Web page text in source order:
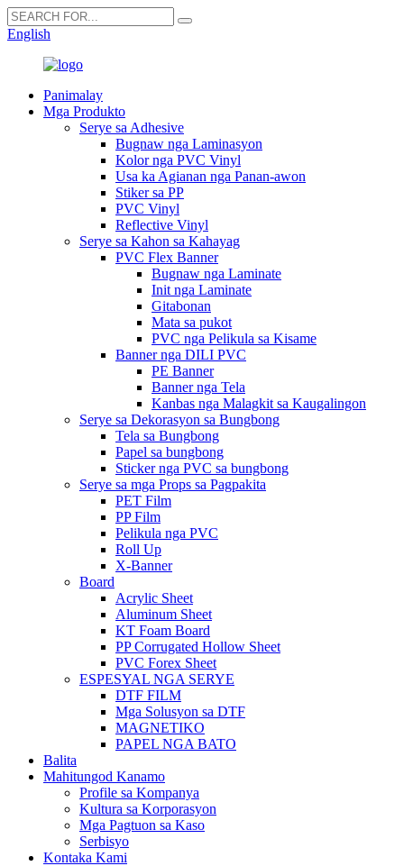
English
Panimalay
Mga Produkto
Serye sa Adhesive
Bugnaw nga Laminasyon
Kolor nga PVC Vinyl
Usa ka Agianan nga Panan-awon
Stiker sa PP
PVC Vinyl
Reflective Vinyl
Serye sa Kahon sa Kahayag
PVC Flex Banner
Bugnaw nga Laminate
Init nga Laminate
Gitabonan
Mata sa pukot
PVC nga Pelikula sa Kisame
Banner nga DILI PVC
PE Banner
Banner nga Tela
Kanbas nga Malagkit sa Kaugalingon
Serye sa Dekorasyon sa Bungbong
Tela sa Bungbong
Papel sa bungbong
Sticker nga PVC sa bungbong
Serye sa mga Props sa Pagpakita
PET Film
PP Film
Pelikula nga PVC
Roll Up
X-Banner
Board
Acrylic Sheet
Aluminum Sheet
KT Foam Board
PP Corrugated Hollow Sheet
PVC Forex Sheet
ESPESYAL NGA SERYE
DTF FILM
Mga Solusyon sa DTF
MAGNETIKO
PAPEL NGA BATO
Balita
Mahitungod Kanamo
Profile sa Kompanya
Kultura sa Korporasyon
Mga Pagtuon sa Kaso
Serbisyo
Kontaka Kami